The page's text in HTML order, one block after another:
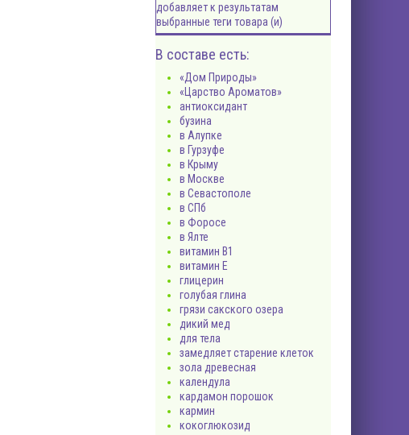
добавляет к результатам
выбранные теги товара (и)
В составе есть:
«Дом Природы»
«Царство Ароматов»
антиоксидант
бузина
в Алупке
в Гурзуфе
в Крыму
в Москве
в Севастополе
в СПб
в Форосе
в Ялте
витамин B1
витамин Е
глицерин
голубая глина
грязи сакского озера
дикий мед
для тела
замедляет старение клеток
зола древесная
календула
кардамон порошок
кармин
кокоглюкозид